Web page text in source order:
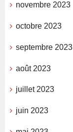
novembre 2023
octobre 2023
septembre 2023
août 2023
juillet 2023
juin 2023